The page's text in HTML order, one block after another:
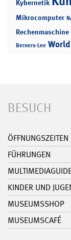
Kybernetik
Mikrocomputer
Rechenmaschine
Berners-Lee
BESUCH
FÜHRUNGEN
KINDER UND
MUSEUMSSHOP
MUSEUMSCAFÉ